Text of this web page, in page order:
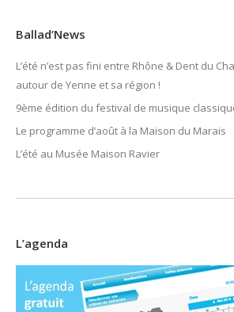
Ballad’News
L’été n’est pas fini entre Rhône & Dent du
autour de Yenne et sa région !
9ème édition du festival de musique
Le programme d’août à la Maison du Marais
L’été au Musée Maison Ravier
L’agenda